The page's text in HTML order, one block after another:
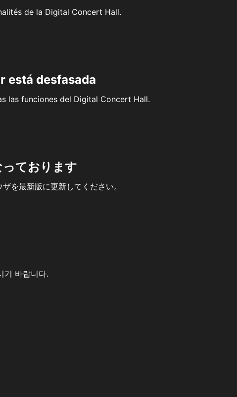
de la Digital Concert Hall.
está desfasada
las funciones del Digital Concert Hall.
ております
を最新版に更新してください。
기 바랍니다.